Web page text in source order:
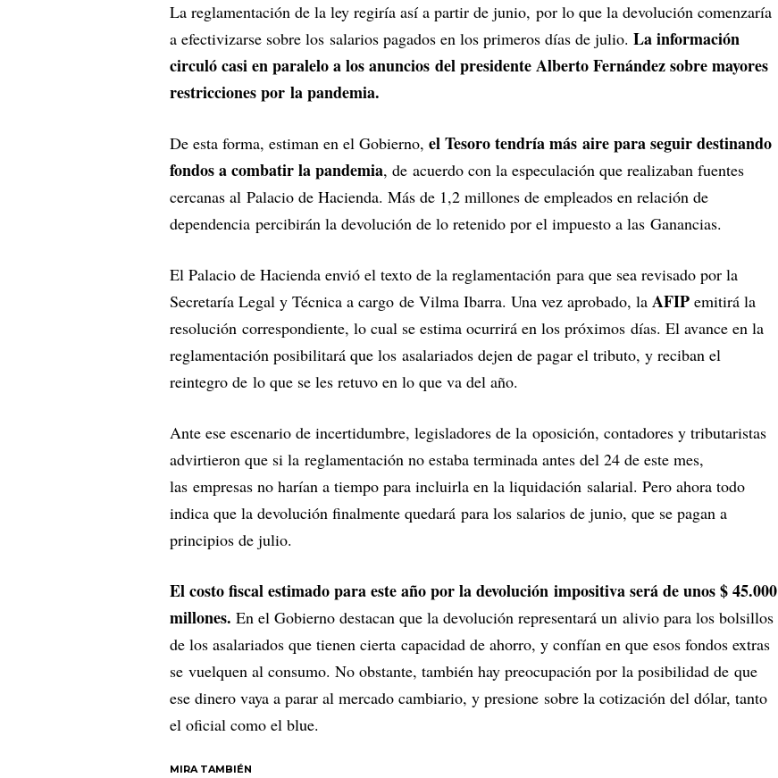
La reglamentación de la ley regiría así a partir de junio, por lo que la devolución comenzaría
a efectivizarse sobre los salarios pagados en los primeros días de julio. La información
circuló casi en paralelo a los anuncios del presidente Alberto Fernández sobre mayores
restricciones por la pandemia.
De esta forma, estiman en el Gobierno, el Tesoro tendría más aire para seguir destinando
fondos a combatir la pandemia, de acuerdo con la especulación que realizaban fuentes
cercanas al Palacio de Hacienda. Más de 1,2 millones de empleados en relación de
dependencia percibirán la devolución de lo retenido por el impuesto a las Ganancias.
El Palacio de Hacienda envió el texto de la reglamentación para que sea revisado por la
Secretaría Legal y Técnica a cargo de Vilma Ibarra. Una vez aprobado, la AFIP emitirá la
resolución correspondiente, lo cual se estima ocurrirá en los próximos días. El avance en la
reglamentación posibilitará que los asalariados dejen de pagar el tributo, y reciban el
reintegro de lo que se les retuvo en lo que va del año.
Ante ese escenario de incertidumbre, legisladores de la oposición, contadores y tributaristas
advirtieron que si la reglamentación no estaba terminada antes del 24 de este mes,
las empresas no harían a tiempo para incluirla en la liquidación salarial. Pero ahora todo
indica que la devolución finalmente quedará para los salarios de junio, que se pagan a
principios de julio.
El costo fiscal estimado para este año por la devolución impositiva será de unos $ 45.000
millones. En el Gobierno destacan que la devolución representará un alivio para los bolsillos
de los asalariados que tienen cierta capacidad de ahorro, y confían en que esos fondos extras
se vuelquen al consumo. No obstante, también hay preocupación por la posibilidad de que
ese dinero vaya a parar al mercado cambiario, y presione sobre la cotización del dólar, tanto
el oficial como el blue.
MIRA TAMBIÉN